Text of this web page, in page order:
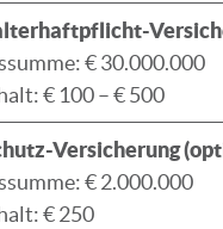
€ 30.000.000
€ 100 – € 500
Versicherung
€ 2.000.000
€ 250